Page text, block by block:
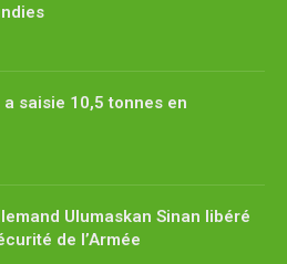
saisie 10,5 tonnes en
Ulumaskan Sinan libéré
de l’Armée